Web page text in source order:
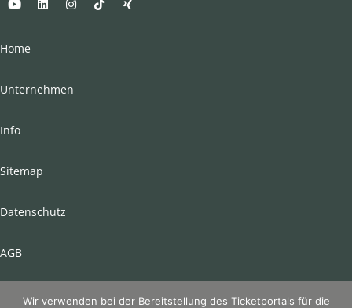
Home
Unternehmen
Info
Sitemap
Datenschutz
AGB
Impressum
Wir verwenden bei der Bereitstellung des Ticketportals für die